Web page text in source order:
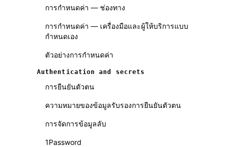
การกำหนดค่า — ช่องทาง
การกำหนดค่า — เครื่องมือและผู้ให้บริการแบบ
กำหนดเอง
ตัวอย่างการกำหนดค่า
Authentication and secrets
การยืนยันตัวตน
ความหมายของข้อมูลรับรองการยืนยันตัวตน
การจัดการข้อมูลลับ
1Password